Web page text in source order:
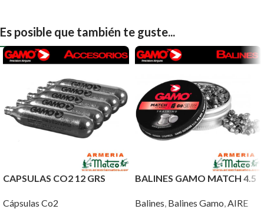
Es posible que también te guste...
CAPSULAS CO2 12 GRS
Cápsulas Co2
BALINES GAMO MATCH 4.5
Balines Balines Gamo AIRE